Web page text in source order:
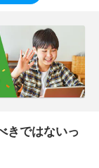
きではないっ